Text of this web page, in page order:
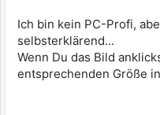
Ich bin kein PC-Profi,
selbsterklärend...
Wenn Du das Bild
entsprechenden Größe